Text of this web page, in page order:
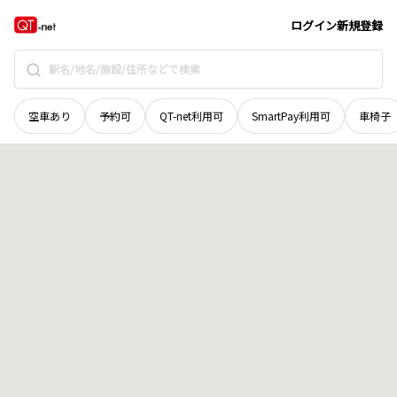
ログイン新規登録
空車あり 予約可 QT-net利用可 SmartPay利用可 車椅子
岡山県